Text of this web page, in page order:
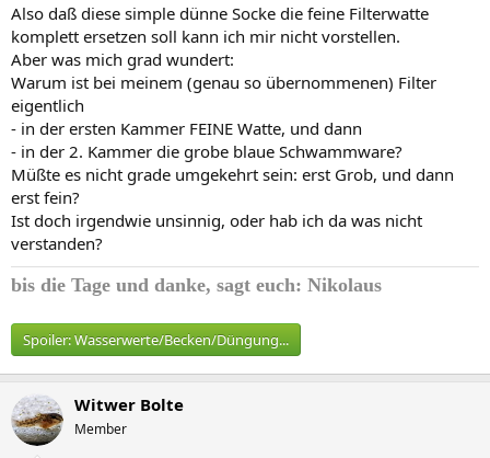
Also daß diese simple dünne Socke die feine Filterwatte
komplett ersetzen soll kann ich mir nicht vorstellen.
Aber was mich grad wundert:
Warum ist bei meinem (genau so übernommenen) Filter
eigentlich
- in der ersten Kammer FEINE Watte, und dann
- in der 2. Kammer die grobe blaue Schwammware?
Müßte es nicht grade umgekehrt sein: erst Grob, und dann
erst fein?
Ist doch irgendwie unsinnig, oder hab ich da was nicht
verstanden?
bis die Tage und danke, sagt euch: Nikolaus
Spoiler:Wasserwerte/Becken/Düngung...
Witwer Bolte
Member